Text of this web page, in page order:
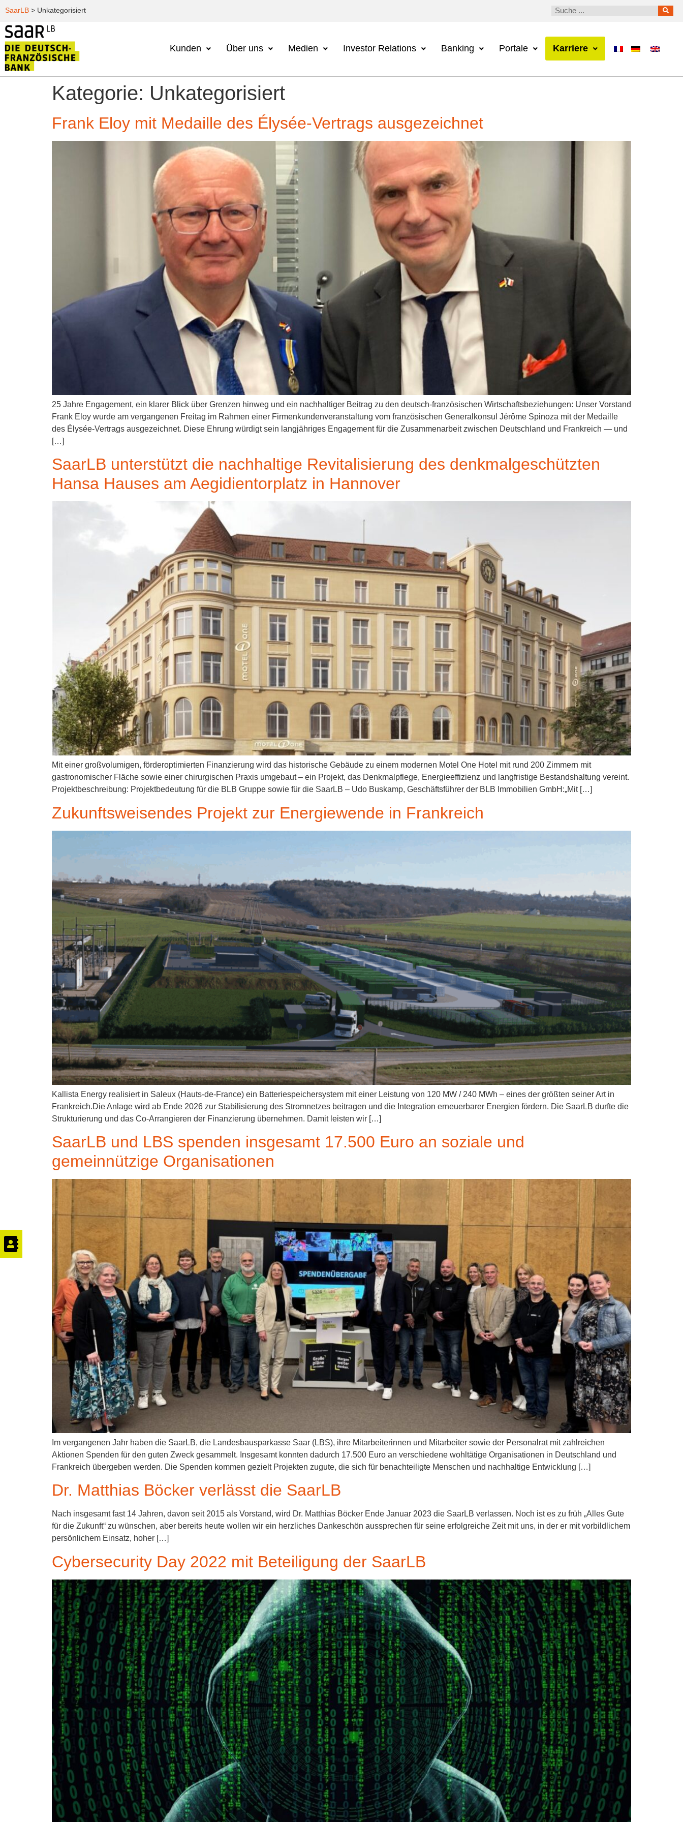
SaarLB > Unkategorisiert
Kunden Über uns Medien Investor Relations Banking Portale Karriere
Kategorie: Unkategorisiert
Frank Eloy mit Medaille des Élysée-Vertrags ausgezeichnet
25 Jahre Engagement, ein klarer Blick über Grenzen hinweg und ein nachhaltiger Beitrag zu den deutsch-französischen Wirtschaftsbeziehungen: Unser Vorstand
Frank Eloy wurde am vergangenen Freitag im Rahmen einer Firmenkundenveranstaltung vom französischen Generalkonsul Jérôme Spinoza mit der Medaille
des Élysée-Vertrags ausgezeichnet. Diese Ehrung würdigt sein langjähriges Engagement für die Zusammenarbeit zwischen Deutschland und Frankreich — und
[…]
SaarLB unterstützt die nachhaltige Revitalisierung des denkmalgeschützten
Hansa Hauses am Aegidientorplatz in Hannover
Mit einer großvolumigen, förderoptimierten Finanzierung wird das historische Gebäude zu einem modernen Motel One Hotel mit rund 200 Zimmern mit
gastronomischer Fläche sowie einer chirurgischen Praxis umgebaut – ein Projekt, das Denkmalpflege, Energieeffizienz und langfristige Bestandshaltung vereint.
Projektbeschreibung: Projektbedeutung für die BLB Gruppe sowie für die SaarLB – Udo Buskamp, Geschäftsführer der BLB Immobilien GmbH:„Mit […]
Zukunftsweisendes Projekt zur Energiewende in Frankreich
Kallista Energy realisiert in Saleux (Hauts-de-France) ein Batteriespeichersystem mit einer Leistung von 120 MW / 240 MWh – eines der größten seiner Art in
Frankreich.Die Anlage wird ab Ende 2026 zur Stabilisierung des Stromnetzes beitragen und die Integration erneuerbarer Energien fördern. Die SaarLB durfte die
Strukturierung und das Co-Arrangieren der Finanzierung übernehmen. Damit leisten wir […]
SaarLB und LBS spenden insgesamt 17.500 Euro an soziale und
gemeinnützige Organisationen
Im vergangenen Jahr haben die SaarLB, die Landesbausparkasse Saar (LBS), ihre Mitarbeiterinnen und Mitarbeiter sowie der Personalrat mit zahlreichen
Aktionen Spenden für den guten Zweck gesammelt. Insgesamt konnten dadurch 17.500 Euro an verschiedene wohltätige Organisationen in Deutschland und
Frankreich übergeben werden. Die Spenden kommen gezielt Projekten zugute, die sich für benachteiligte Menschen und nachhaltige Entwicklung […]
Dr. Matthias Böcker verlässt die SaarLB
Nach insgesamt fast 14 Jahren, davon seit 2015 als Vorstand, wird Dr. Matthias Böcker Ende Januar 2023 die SaarLB verlassen. Noch ist es zu früh „Alles Gute
für die Zukunft“ zu wünschen, aber bereits heute wollen wir ein herzliches Dankeschön aussprechen für seine erfolgreiche Zeit mit uns, in der er mit vorbildlichem
persönlichem Einsatz, hoher […]
Cybersecurity Day 2022 mit Beteiligung der SaarLB